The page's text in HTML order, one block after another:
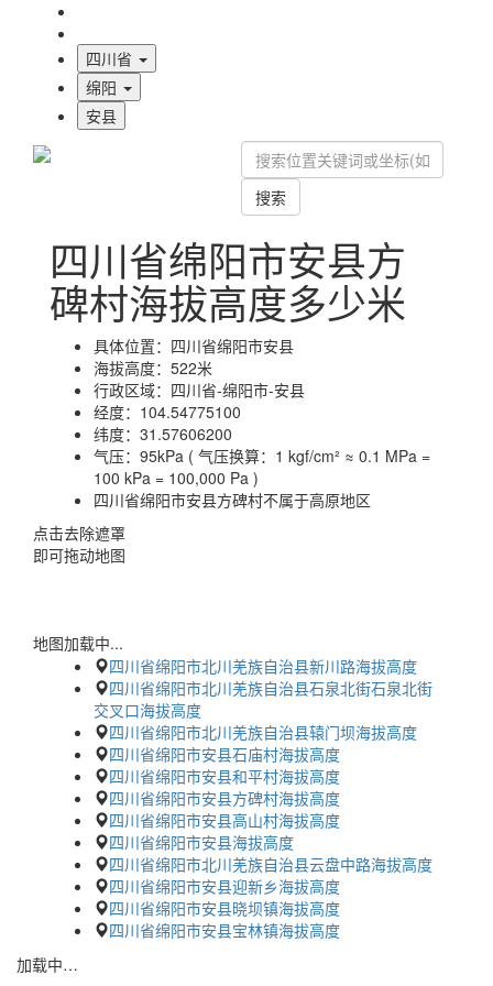
四川省
绵阳
安县
搜索
四川省绵阳市安县方
碑村海拔高度多少米
具体位置： 四川省绵阳市安县
海拔高度： 522米
行政区域： 四川省-绵阳市-安县
经度： 104.54775100
纬度： 31.57606200
气压： 95kPa ( 气压换算：1 kgf/cm² ≈ 0.1 MPa =
100 kPa = 100,000 Pa )
四川省绵阳市安县方碑村不属于高原地区
点击去除遮罩
即可拖动地图
地图加载中...
四川省绵阳市北川羌族自治县新川路海拔高度
四川省绵阳市北川羌族自治县石泉北街石泉北街
交叉口海拔高度
四川省绵阳市北川羌族自治县辕门坝海拔高度
四川省绵阳市安县石庙村海拔高度
四川省绵阳市安县和平村海拔高度
四川省绵阳市安县方碑村海拔高度
四川省绵阳市安县高山村海拔高度
四川省绵阳市安县海拔高度
四川省绵阳市北川羌族自治县云盘中路海拔高度
四川省绵阳市安县迎新乡海拔高度
四川省绵阳市安县晓坝镇海拔高度
四川省绵阳市安县宝林镇海拔高度
加载中…